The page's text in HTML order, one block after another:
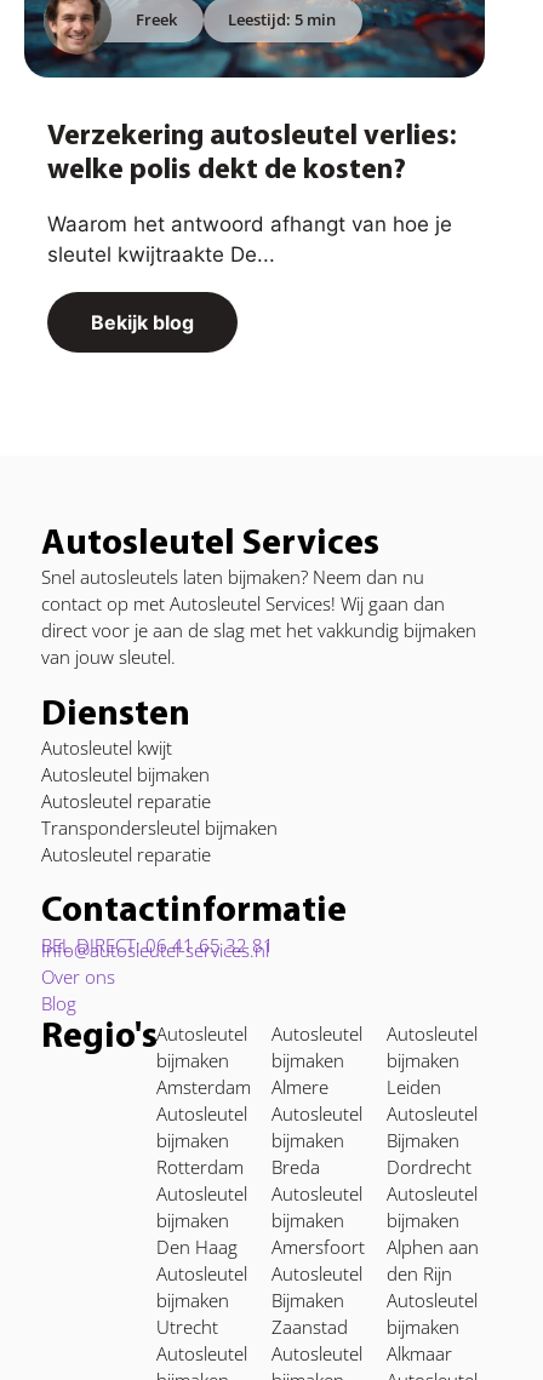
Freek Leestijd: 5 min
Verzekering autosleutel verlies:
welke polis dekt de kosten?
Waarom het antwoord afhangt van hoe je
sleutel kwijtraakte De...
Bekijk blog
Autosleutel Services
Snel autosleutels laten bijmaken? Neem dan nu
contact op met Autosleutel Services! Wij gaan dan
direct voor je aan de slag met het vakkundig bijmaken
van jouw sleutel.
Diensten
Autosleutel kwijt
Autosleutel bijmaken
Autosleutel reparatie
Transpondersleutel bijmaken
Autosleutel reparatie
Contactinformatie
BEL DIRECT: 06 41 65 32 81
Info@autosleutel-services.nl
Over ons
Blog
Regio'sAutosleutel
bijmaken
Amsterdam
Autosleutel
bijmaken
Rotterdam
Autosleutel
bijmaken
Den Haag
Autosleutel
bijmaken
Utrecht
Autosleutel
Autosleutel
bijmaken
Almere
Autosleutel
bijmaken
Breda
Autosleutel
bijmaken
Amersfoort
Autosleutel
Bijmaken
Zaanstad
Autosleutel
Autosleutel
bijmaken
Leiden
Autosleutel
Bijmaken
Dordrecht
Autosleutel
bijmaken
Alphen aan
den Rijn
Autosleutel
bijmaken
Alkmaar